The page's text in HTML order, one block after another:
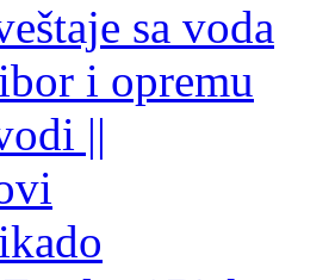
sa voda
i opremu
||